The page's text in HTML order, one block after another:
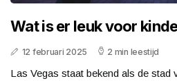
Wat is er leuk voor
12 februari 2025 2 min leestijd
Las Vegas staat bekend als de stad